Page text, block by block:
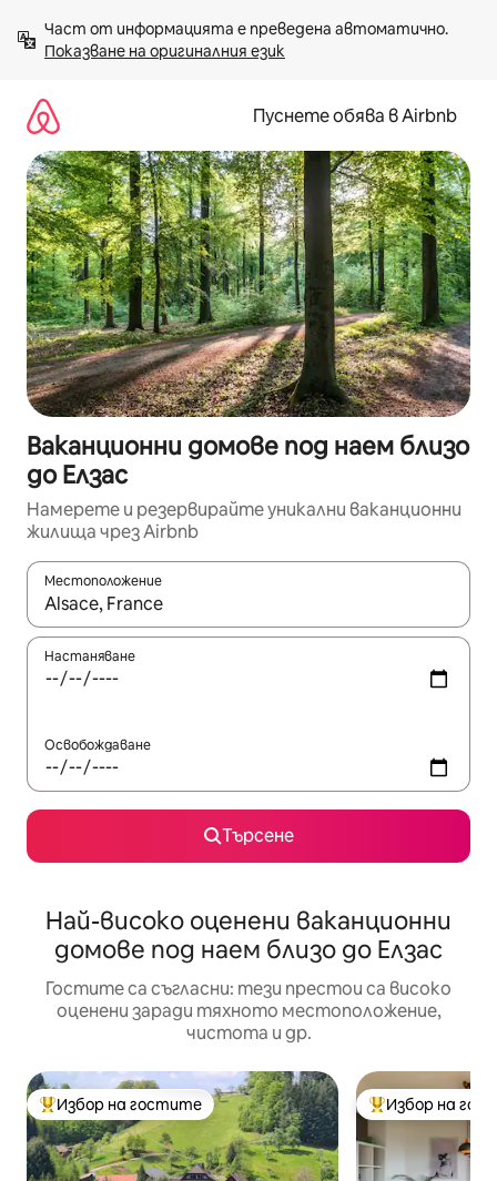
към
съдържанието
Показване на оригиналния език
Пуснете обява в Airbnb
Ваканционни домове под наем близо
до Елзас
Намерете и резервирайте уникални ваканционни
жилища чрез Airbnb
Местоположение
Когато резултатите се покажат, използвайте
Настаняване
Освобождаване
Търсене
Най-високо оценени ваканционни
домове под наем близо до Елзас
Гостите са съгласни: тези престои са високо
оценени заради тяхното местоположение,
чистота и др.
Най-популярен избор на гостите
Избор на гостите Най-популярен
Избор на